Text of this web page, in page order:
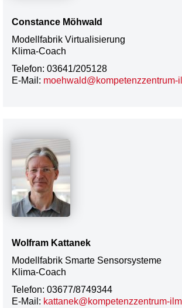
Constance Möhwald
Modellfabrik Virtualisierung
Klima-Coach
Telefon: 03641/205128
E-Mail: moehwald@kompetenzzentrum-
Wolfram Kattanek
Modellfabrik Smarte Sensorsysteme
Klima-Coach
Telefon: 03677/8749344
E-Mail: kattanek@kompetenzzentrum-